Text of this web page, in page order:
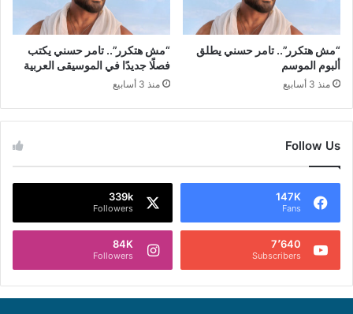
“مش هتكرر”.. تامر حسني يطلق
ألبوم الموسم
منذ 3 أسابيع
“مش هتكرر”.. تامر حسني يكتب
فصلًا جديدًا في الموسيقى العربية
منذ 3 أسابيع
Follow Us
147K
Fans
339k
Followers
7٬640
Subscribers
84K
Followers